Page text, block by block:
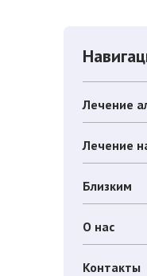
Лечение
Лечение
Близким
О нас
Контакты